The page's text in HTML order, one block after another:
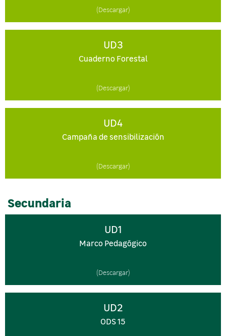
(Descargar)
UD3
Cuaderno Forestal
(Descargar)
UD4
Campaña de sensibilización
(Descargar)
Secundaria
UD1
Marco Pedagógico
(Descargar)
UD2
ODS 15